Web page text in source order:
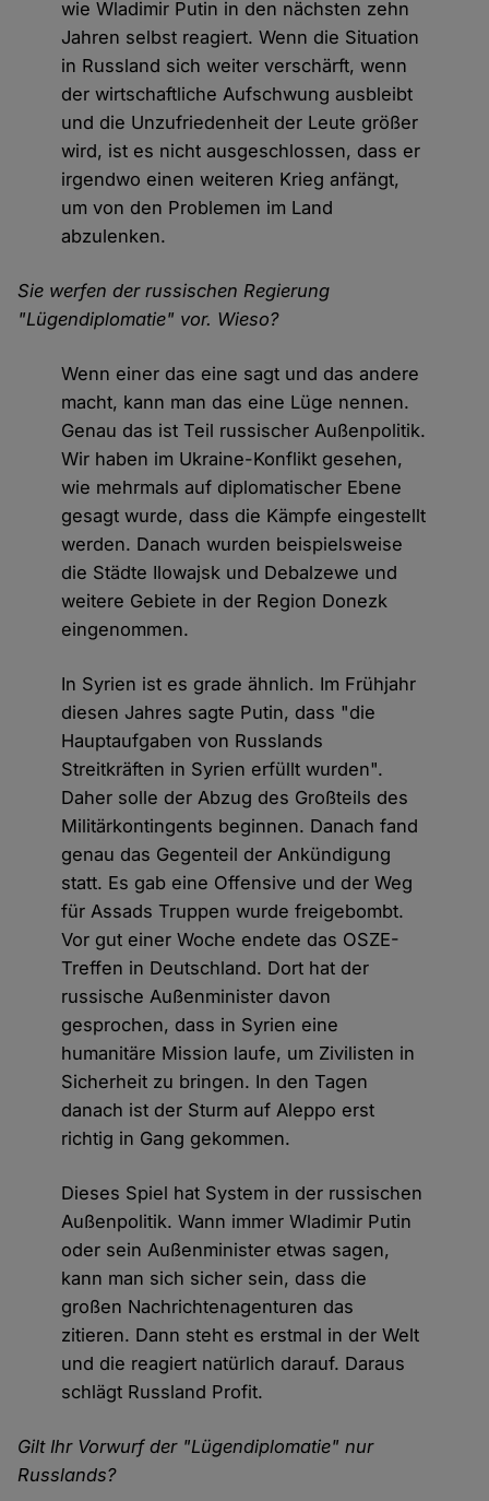
wie Wladimir Putin in den nächsten zehn
Jahren selbst reagiert. Wenn die Situation
in Russland sich weiter verschärft, wenn
der wirtschaftliche Aufschwung ausbleibt
und die Unzufriedenheit der Leute größer
wird, ist es nicht ausgeschlossen, dass er
irgendwo einen weiteren Krieg anfängt,
um von den Problemen im Land
abzulenken.
Sie werfen der russischen Regierung
"Lügendiplomatie" vor. Wieso?
Wenn einer das eine sagt und das andere
macht, kann man das eine Lüge nennen.
Genau das ist Teil russischer Außenpolitik.
Wir haben im Ukraine-Konflikt gesehen,
wie mehrmals auf diplomatischer Ebene
gesagt wurde, dass die Kämpfe eingestellt
werden. Danach wurden beispielsweise
die Städte Ilowajsk und Debalzewe und
weitere Gebiete in der Region Donezk
eingenommen.
In Syrien ist es grade ähnlich. Im Frühjahr
diesen Jahres sagte Putin, dass "die
Hauptaufgaben von Russlands
Streitkräften in Syrien erfüllt wurden".
Daher solle der Abzug des Großteils des
Militärkontingents beginnen. Danach fand
genau das Gegenteil der Ankündigung
statt. Es gab eine Offensive und der Weg
für Assads Truppen wurde freigebombt.
Vor gut einer Woche endete das OSZE-
Treffen in Deutschland. Dort hat der
russische Außenminister davon
gesprochen, dass in Syrien eine
humanitäre Mission laufe, um Zivilisten in
Sicherheit zu bringen. In den Tagen
danach ist der Sturm auf Aleppo erst
richtig in Gang gekommen.
Dieses Spiel hat System in der russischen
Außenpolitik. Wann immer Wladimir Putin
oder sein Außenminister etwas sagen,
kann man sich sicher sein, dass die
großen Nachrichtenagenturen das
zitieren. Dann steht es erstmal in der Welt
und die reagiert natürlich darauf. Daraus
schlägt Russland Profit.
Gilt Ihr Vorwurf der "Lügendiplomatie" nur
Russlands?